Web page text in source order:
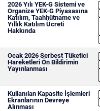
2026 Yılı YEK-G Sistemi ve
Organize YEK-G Piyasasına
Katılım, Taahhütname ve
Yıllık Katılım Ücreti
Hakkında
Ocak 2026 Serbest Tüketici
Hareketleri Ön Bildirimin
Yayınlanması
Kullanılan Kapasite İşlemleri
Ekranlarının Devreye
Alınması